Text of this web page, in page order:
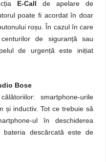
E-Call de apelare de
poate fi acordat în doar
roșu. În cazul în care
de siguranță sau
de urgență este inițiat
Bose
smartphone-urile
și inductiv. Tot ce trebuie să
ul în deschiderea
bateria descărcată este de